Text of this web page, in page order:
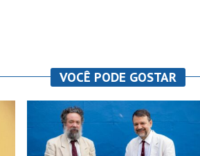
VOCÊ PODE GOSTAR